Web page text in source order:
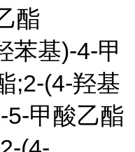
酯
苯基)-4-甲
;2-(4-羟基
5-甲酸乙酯